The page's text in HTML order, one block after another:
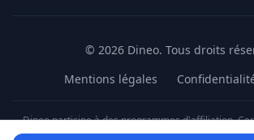
© 2026 Dineo. Tous droits
Mentions légales
Dineo participe à des programmes d'affiliation.
réalisées via nos liens peuvent nous générer une